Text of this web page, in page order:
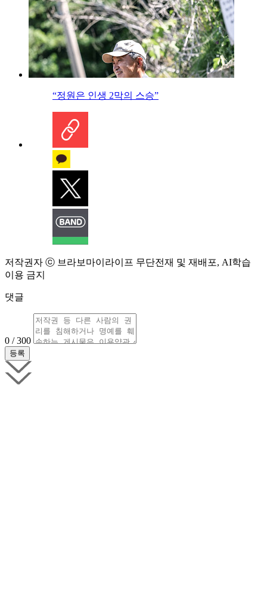
“정원은 인생 2막의 스승”
저작권자 ⓒ 브라보마이라이프 무단전재 및 재배포, AI학습
이용 금지
댓글
0 / 300